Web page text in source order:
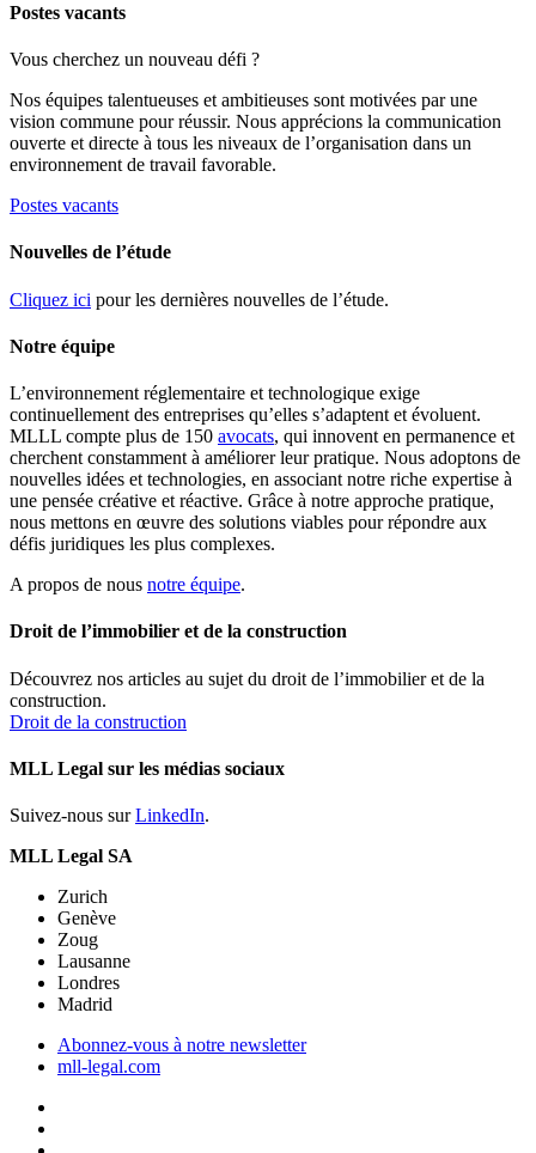
Postes vacants
Vous cherchez un nouveau défi ?
Nos équipes talentueuses et ambitieuses sont motivées par une
vision commune pour réussir. Nous apprécions la communication
ouverte et directe à tous les niveaux de l’organisation dans un
environnement de travail favorable.
Postes vacants
Nouvelles de l’étude
Cliquez ici pour les dernières nouvelles de l’étude.
Notre équipe
L’environnement réglementaire et technologique exige
continuellement des entreprises qu’elles s’adaptent et évoluent.
MLLL compte plus de 150 avocats, qui innovent en permanence et
cherchent constamment à améliorer leur pratique. Nous adoptons de
nouvelles idées et technologies, en associant notre riche expertise à
une pensée créative et réactive. Grâce à notre approche pratique,
nous mettons en œuvre des solutions viables pour répondre aux
défis juridiques les plus complexes.
A propos de nous notre équipe.
Droit de l’immobilier et de la construction
Découvrez nos articles au sujet du droit de l’immobilier et de la
construction.
Droit de la construction
MLL Legal sur les médias sociaux
Suivez-nous surLinkedIn.
MLL Legal SA
Zurich
Genève
Zoug
Lausanne
Londres
Madrid
Abonnez-vous à notre newsletter
mll-legal.com